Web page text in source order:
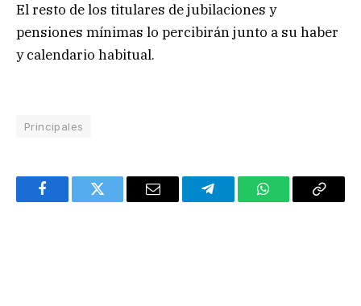
El resto de los titulares de jubilaciones y
pensiones mínimas lo percibirán junto a su haber
y calendario habitual.
Principales
FacebookTwitter Email TelegramWhatsAppCopy